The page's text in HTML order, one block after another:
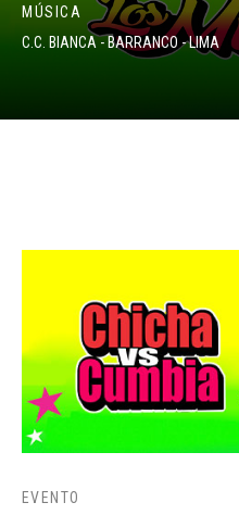
MÚSICA
C.C. BIANCA - BARRANCO - LIMA
EVENTO